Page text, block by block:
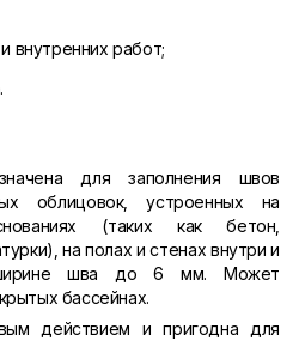
внутренних работ;
для заполнения швов
облицовок, устроенных на
(таких как бетон,
на полах и стенах внутри и
шва до 6 мм. Может
бассейнах.
действием и пригодна для